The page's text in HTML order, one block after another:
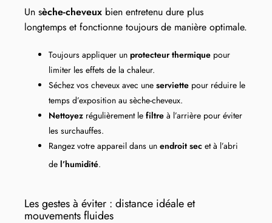
Un sèche-cheveux bien entretenu dure plus
longtemps et fonctionne toujours de manière optimale.
Toujours appliquer un protecteur thermique pour
limiter les effets de la chaleur.
Séchez vos cheveux avec une serviette pour réduire le
temps d’exposition au sèche-cheveux.
Nettoyez régulièrement le filtre à l’arrière pour éviter
les surchauffes.
Rangez votre appareil dans un endroit sec et à l’abri
de l’humidité.
Les gestes à éviter : distance idéale et
mouvements fluides